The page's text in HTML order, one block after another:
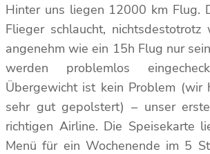
Hinter uns liegen 12000 km Flug.
Flieger schlaucht,
angenehm wie ein 15h Flug nur
werden problemlos
Übergewicht ist kein Problem (wir
sehr gut gepolstert) – unser
richtigen Airline. Die Speisekarte
Menü für ein Wochenende im 5